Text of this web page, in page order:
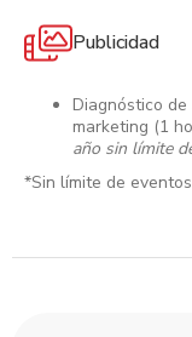
Publicidad
Diagnóstico
marketing (1
año sin límite
*Sin límite de